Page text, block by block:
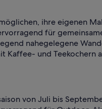
ihre eigenen
für
nahegelegene
und Teekochern
von Juli bis